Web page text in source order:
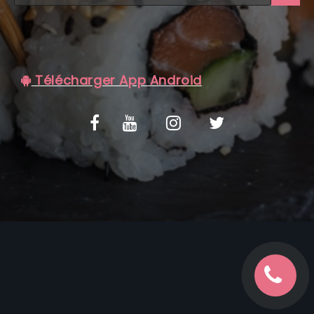
C.G.V
Télécharger App Android